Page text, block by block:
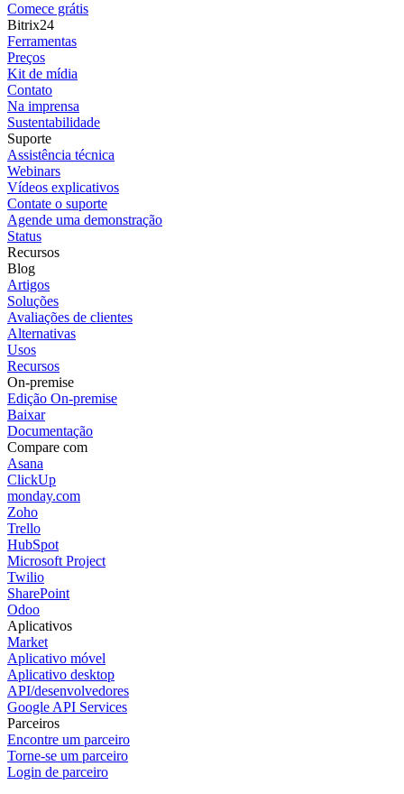
Comece grátis
Bitrix24
Ferramentas
Preços
Kit de mídia
Contato
Na imprensa
Sustentabilidade
Suporte
Assistência técnica
Webinars
Vídeos explicativos
Contate o suporte
Agende uma demonstração
Status
Recursos
Blog
Artigos
Soluções
Avaliações de clientes
Alternativas
Usos
Recursos
On-premise
Edição On-premise
Baixar
Documentação
Compare com
Asana
ClickUp
monday.com
Zoho
Trello
HubSpot
Microsoft Project
Twilio
SharePoint
Odoo
Aplicativos
Market
Aplicativo móvel
Aplicativo desktop
API/desenvolvedores
Google API Services
Parceiros
Encontre um parceiro
Torne-se um parceiro
Login de parceiro